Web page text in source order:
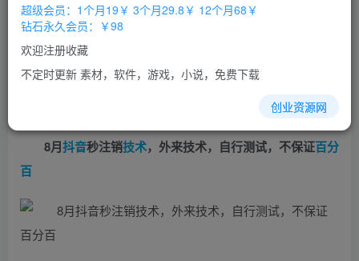
立即购买
您当前未登录！建议登陆后购买，办理会员包月更省钱，可保存购
8月抖音秒注销技术，外来技术，自行测试，不保证百分
百
超级会员：1个月19￥ 3个月29.8￥ 12个月68￥
钻石永久会员：￥98
欢迎注册收藏
不定时更新 素材，软件，游戏，小说，免费下载
创业资源网